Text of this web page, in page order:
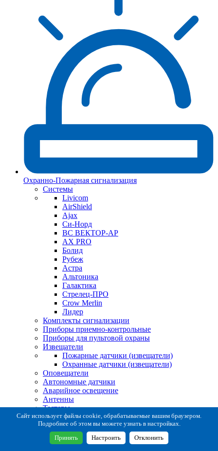
Охранно-Пожарная сигнализация
Системы
Livicom
AirShield
Ajax
Си-Норд
ВС ВЕКТОР-АР
AX PRO
Болид
Рубеж
Астра
Альтоника
Галактика
Стрелец-ПРО
Crow Merlin
Лидер
Комплекты сигнализации
Приборы приемно-контрольные
Приборы для пультовой охраны
Извещатели
Пожарные датчики (извещатели)
Охранные датчики (извещатели)
Оповещатели
Автономные датчики
Аварийное освещение
Антенны
Тестеры
Система сбора извещений
Расходные и монтажные материалы
Коробки коммутационные
Кронштейны для извещателей
Сайт использует файлы cookie, обрабатываемые вашим браузером.
Подробнее об этом вы можете узнать в настройках.
Принять Настроить Отклонить